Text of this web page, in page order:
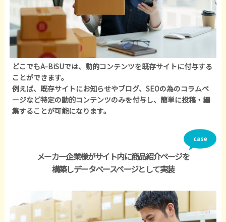
どこでもA-BiSUでは、動的コンテンツを既存サイトに付与する
ことができます。
例えば、既存サイトにお知らせやブログ、SEOの為のコラムペ
ージなど特定の動的コンテンツのみを付与し、簡単に投稿・編
集することが可能になります。
メーカー企業様がサイト内に商品紹介ページを
構築しデータベースページとして実装